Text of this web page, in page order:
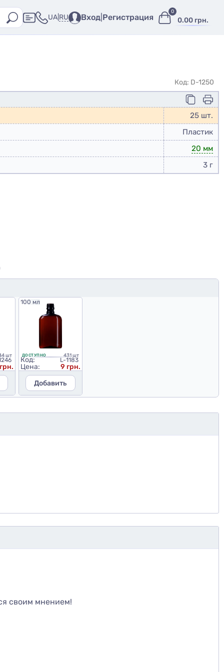
UA RU Вход Регистрация 0.00 грн.
0
Код: D-1250
25 шт.
Пластик
20 мм
3 г
шт
100 мл
ДОСТУПНО 431 шт
Код: L-1183
Цена:
9 грн.
Добавить
своим мнением!